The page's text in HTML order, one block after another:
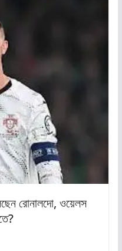
রোনালদো, ওয়েলস